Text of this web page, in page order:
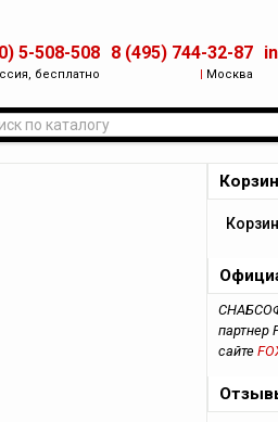
5-508-508
бесплатно
8 (495) 744-32-87
| Москва
партнер
сайте